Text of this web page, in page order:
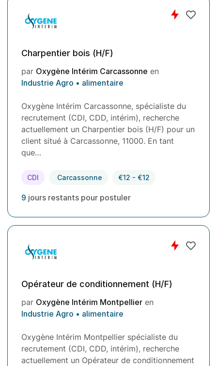
Charpentier bois (H/F)
par Oxygène Intérim Carcassonne en
Industrie Agro • alimentaire
Oxygène Intérim Carcassonne, spécialiste du
recrutement (CDI, CDD, intérim), recherche
actuellement un Charpentier bois (H/F) pour un
client situé à Carcassonne, 11000. En tant
que…
CDI Carcassonne €12 - €12
9 jours restants pour postuler
Opérateur de conditionnement (H/F)
par Oxygène Intérim Montpellier en
Industrie Agro • alimentaire
Oxygène Intérim Montpellier spécialiste du
recrutement (CDI, CDD, intérim), recherche
actuellement un Opérateur de conditionnement